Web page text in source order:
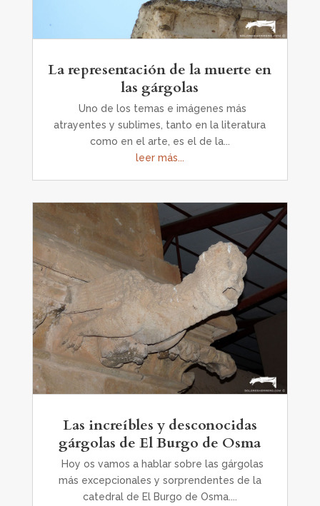
La representación de la muerte en
las gárgolas
Uno de los temas e imágenes más
atrayentes y sublimes, tanto en la literatura
como en el arte, es el de la...
leer más...
Las increíbles y desconocidas
gárgolas de El Burgo de Osma
Hoy os vamos a hablar sobre las gárgolas
más excepcionales y sorprendentes de la
catedral de El Burgo de Osma....